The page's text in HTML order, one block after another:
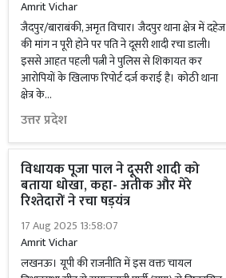
Amrit Vichar
जैदपुर/बाराबंकी, अमृत विचार। जैदपुर थाना क्षेत्र में दहेज
की मांग न पूरी होने पर पति ने दूसरी शादी रचा डाली।
इससे आहत पहली पत्नी ने पुलिस से शिकायत कर
आरोपियों के खिलाफ रिपोर्ट दर्ज कराई है। कोठी थाना
क्षेत्र के...
उत्तर प्रदेश
विधायक पूजा पाल ने दूसरी शादी को
बताया धोखा, कहा- अतीक और मेरे
रिश्तेदारों ने रचा षड़यंत्र
17 Aug 2025 13:58:07
Amrit Vichar
लखनऊ। यूपी की राजनीति में इस वक्त चायल